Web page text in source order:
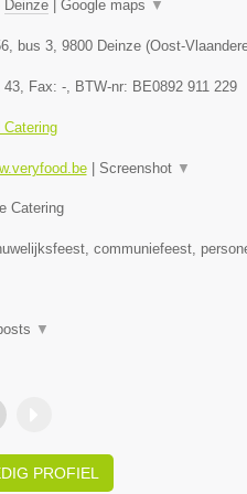
Deinze| Google maps ▼
bus 3, 9800 Deinze(Oost-
43, Fax: -, BTW-nr: BE0892 911 229
Catering
| Screenshot ▼
Catering
communiefeest,
▼
PROFIEL